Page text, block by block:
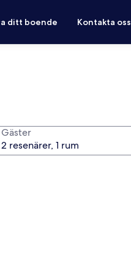
ditt boende Kontakta oss
Gäster